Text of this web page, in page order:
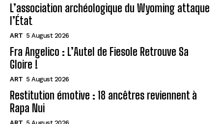
L’association archéologique du Wyoming attaque
l’État
ART 5 August 2026
Fra Angelico : L’Autel de Fiesole Retrouve Sa
Gloire !
ART 5 August 2026
Restitution émotive : 18 ancêtres reviennent à
Rapa Nui